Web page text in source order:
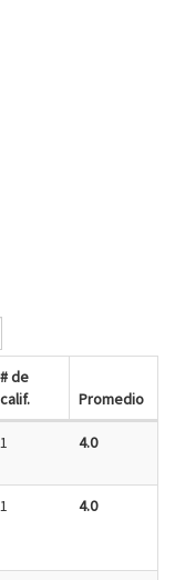
# de
calif.
Promedio
1 4.0
1 4.0